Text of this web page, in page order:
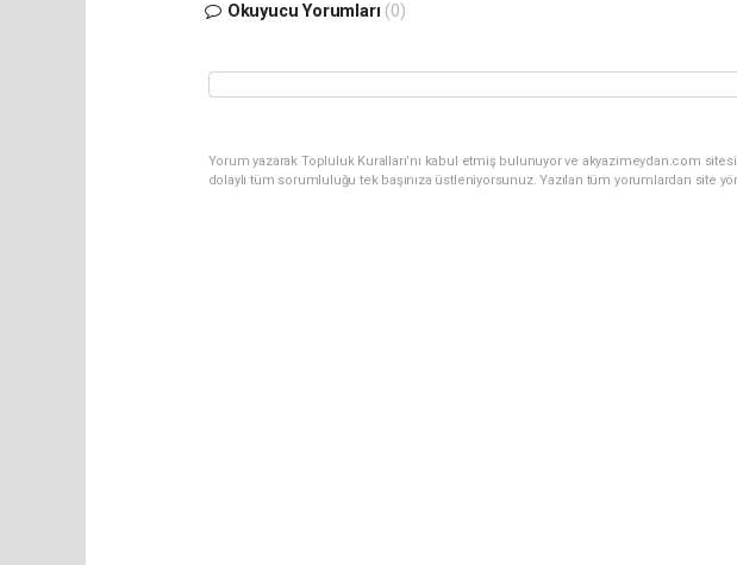
Okuyucu Yorumları (0)
Yorum yazarak Topluluk Kuralları’nı kabul etmiş bulunuyor ve akyazimeydan.com
dolaylı tüm sorumluluğu tek başınıza üstleniyorsunuz. Yazılan tüm yorumlardan site